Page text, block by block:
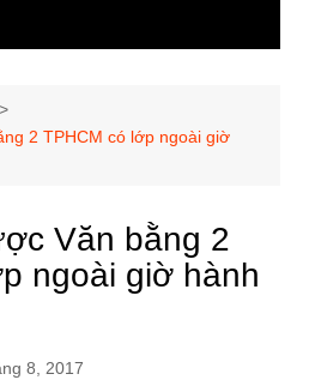
2 TPHCM có lớp ngoài giờ
Văn bằng 2
ngoài giờ hành
8, 2017